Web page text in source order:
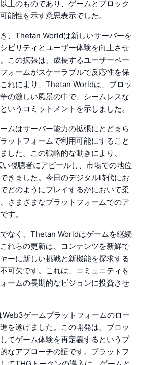
上のものであり、ゲームとブロック
能性を示す意思表示でした。
、Thetan Worldは新しいサーバーを
ビリティとユーザー体験を向上させ
この拡張は、成長するユーザーベー
ォームがスケーラブルで反応性を保
れにより、Thetan Worldは、ブロッ
の激しい風景の中で、シームレスな
いうコミットメントを示しました。
ムはサーバー能力の拡張にとどまら
ットフォームで利用可能にすること
した。この戦略的な動きにより、
視聴者にアピールし、市場での地位
きました。今日のデジタル時代にお
どのようにプレイするかにおいて柔
さまざまなプラットフォームでのア
す。
なく、Thetan Worldはゲームを継続
れらの更新は、コンテンツを新鮮で
ーに新しい挑戦と新機能を探求する
可欠です。これは、コミュニティを
ームの長期的なビジョンに投資させ
ゲームプラットフォームのロー
を遂げました。この開発は、ブロッ
てゲーム体験を再定義するというプ
なアプローチの証です。プラットフ